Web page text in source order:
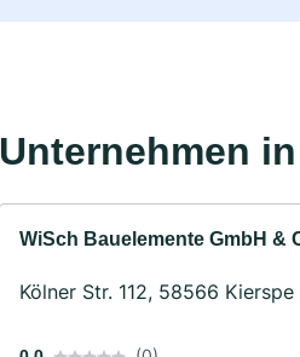
Unternehmen
WiSch Bauelemente GmbH &
Kölner Str. 112, 58566 Kierspe